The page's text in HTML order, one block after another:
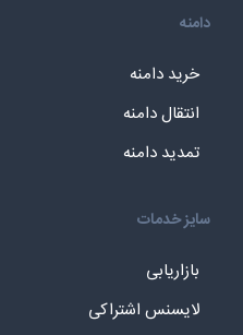
دامنه
خرید دامنه
انتقال دامنه
تمدید دامنه
سایز خدمات
بازاریابی
لایسنس اشتراکی